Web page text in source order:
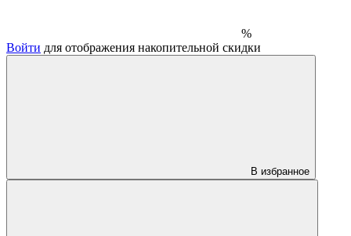
%
Войти для отображения накопительной скидки
В избранное